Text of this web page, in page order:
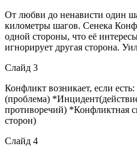
От любви до ненависти один
километры шагов. Сенека
одной стороны, что её
игнорирует другая сторона.
Слайд 3
Конфликт возникает, если
(проблема)
противоречий) *Конфликтная
сторон)
Слайд 4